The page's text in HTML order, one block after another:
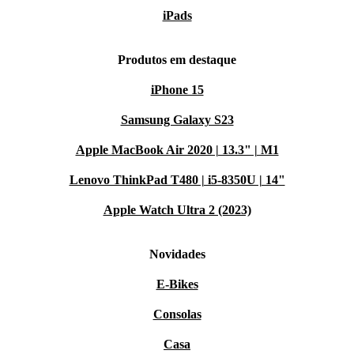
iPads
Produtos em destaque
iPhone 15
Samsung Galaxy S23
Apple MacBook Air 2020 | 13.3" | M1
Lenovo ThinkPad T480 | i5-8350U | 14"
Apple Watch Ultra 2 (2023)
Novidades
E-Bikes
Consolas
Casa